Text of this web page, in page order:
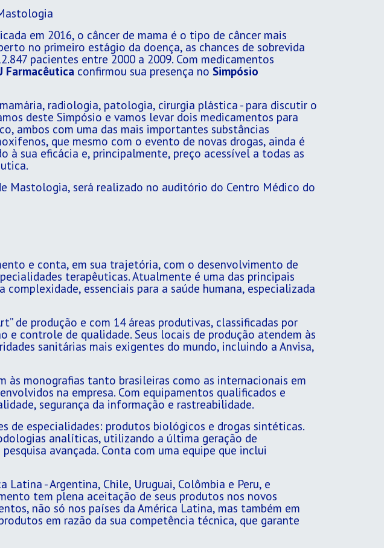
em 2016, o câncer de mama é o tipo de câncer mais
no primeiro estágio da doença, as chances de sobrevida
pacientes entre 2000 a 2009. Com medicamentos
Farmacêuticaconfirmou sua presença no Simpósio
radiologia, patologia, cirurgia plástica - para discutir o
deste Simpósio e vamos levar dois medicamentos para
ambos com uma das mais importantes substâncias
que mesmo com o evento de novas drogas, ainda é
à sua eficácia e, principalmente, preço acessível a todas as
Mastologia, será realizado no auditório do Centro Médico do
e conta, em sua trajetória, com o desenvolvimento de
terapêuticas. Atualmente é uma das principais
essenciais para a saúde humana, especializada
de produção e com 14 áreas produtivas, classificadas por
controle de qualidade. Seus locais de produção atendem às
sanitárias mais exigentes do mundo, incluindo a Anvisa,
monografias tanto brasileiras como as internacionais em
na empresa. Com equipamentos qualificados e
segurança da informação e rastreabilidade.
de especialidades: produtos biológicos e drogas sintéticas.
analíticas, utilizando a última geração de
avançada. Conta com uma equipe que inclui
- Argentina, Chile, Uruguai, Colômbia e Peru, e
tem plena aceitação de seus produtos nos novos
não só nos países da América Latina, mas também em
em razão da sua competência técnica, que garante